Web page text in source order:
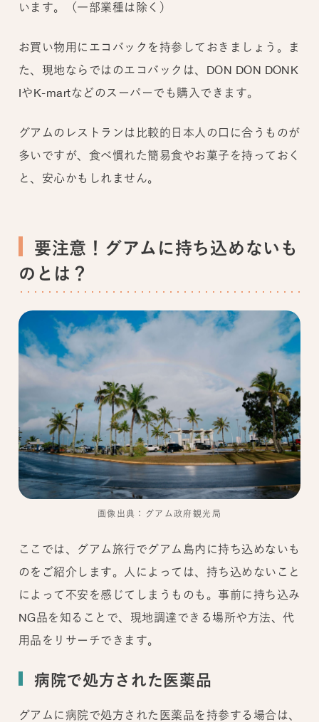
います。（一部業種は除く）
お買い物用にエコバックを持参しておきましょう。ま
た、現地ならではのエコバックは、DON DON DONK
IやK-martなどのスーパーでも購入できます。
グアムのレストランは比較的日本人の口に合うものが
多いですが、食べ慣れた簡易食やお菓子を持っておく
と、安心かもしれません。
要注意！グアムに持ち込めないも
のとは？
画像出典：グアム政府観光局
ここでは、グアム旅行でグアム島内に持ち込めないも
のをご紹介します。人によっては、持ち込めないこと
によって不安を感じてしまうものも。事前に持ち込み
NG品を知ることで、現地調達できる場所や方法、代
用品をリサーチできます。
病院で処方された医薬品
グアムに病院で処方された医薬品を持参する場合は、